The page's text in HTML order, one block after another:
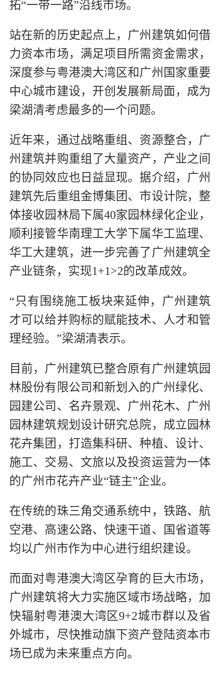
拓“一带一路”沿线市场。
站在新的历史起点上，广州建筑如何借
力资本市场，满足项目所需资金需求，
深度参与粤港澳大湾区和广州国家重要
中心城市建设，开创发展新局面，成为
梁湖清考虑最多的一个问题。
近年来，通过战略重组、资源整合，广
州建筑并购重组了大量资产，产业之间
的协同效应也日益显现。据介绍，广州
建筑先后重组金博集团、市设计院，整
体接收园林局下属40家园林绿化企业，
顺利接管华南理工大学下属华工监理、
华工大建筑，进一步完善了广州建筑全
产业链条，实现1+1>2的改革成效。
“只有围绕施工板块来延伸，广州建筑
才可以给并购标的赋能技术、人才和管
理经验。”梁湖清表示。
目前，广州建筑已整合原有广州建筑园
林股份有限公司和新划入的广州绿化、
园建公司、名卉景观、广州花木、广州
园林建筑规划设计研究总院，成立园林
花卉集团，打造集科研、种植、设计、
施工、交易、文旅以及投资运营为一体
的广州市花卉产业“链主”企业。
在传统的珠三角交通系统中，铁路、航
空港、高速公路、快速干道、国省道等
均以广州市作为中心进行组织建设。
而面对粤港澳大湾区孕育的巨大市场，
广州建筑将大力实施区域市场战略，加
快辐射粤港澳大湾区9+2城市群以及省
外城市，尽快推动旗下资产登陆资本市
场已成为未来重点方向。